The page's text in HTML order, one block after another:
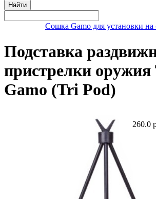
Найти
Сошка Gamo для установки
Подставка
пристрелки оружия
Gamo (Tri Pod)
260.0